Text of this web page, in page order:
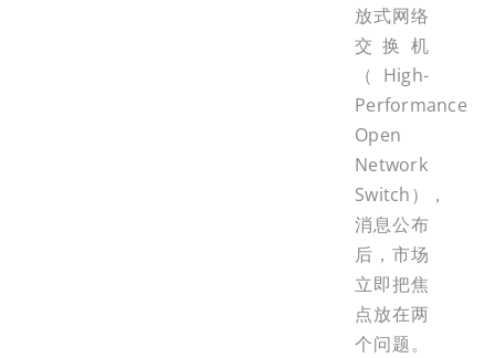
放式网络
交换机
（High-
Performance
Open
Network
Switch），
消息公布
后，市场
立即把焦
点放在两
个问题。